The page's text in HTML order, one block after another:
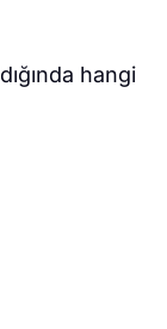
hangi